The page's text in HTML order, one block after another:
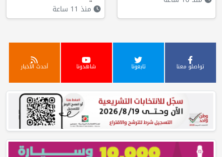
منذ 11 ساعة
تواصلو معنا تابعونا شاهدونا أحدث الأخبار